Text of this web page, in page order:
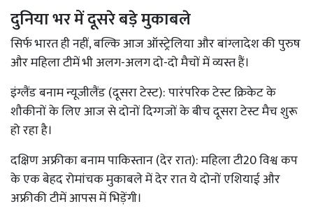
दुनिया भर में दूसरे बड़े मुकाबले
सिर्फ भारत ही नहीं, बल्कि आज ऑस्ट्रेलिया और बांग्लादेश की पुरुष
और महिला टीमें भी अलग-अलग दो-दो मैचों में व्यस्त हैं।
इंग्लैंड बनाम न्यूजीलैंड (दूसरा टेस्ट): पारंपरिक टेस्ट क्रिकेट के
शौकीनों के लिए आज से दोनों दिग्गजों के बीच दूसरा टेस्ट मैच शुरू
हो रहा है।
दक्षिण अफ्रीका बनाम पाकिस्तान (देर रात): महिला टी20 विश्व कप
के एक बेहद रोमांचक मुकाबले में देर रात ये दोनों एशियाई और
अफ्रीकी टीमें आपस में भिड़ेंगी।